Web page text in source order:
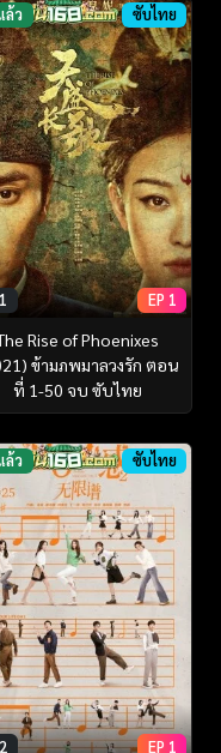
ล้ว ซับไทย
EP 1
Rise of Phoenixes
ข้ามภพมาลวงรัก ตอน
ที่ 1-50 จบ ซับไทย
ล้ว ซับไทย
EP 1